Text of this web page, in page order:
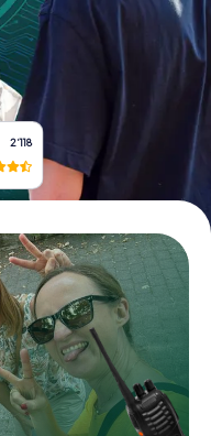
2‘118